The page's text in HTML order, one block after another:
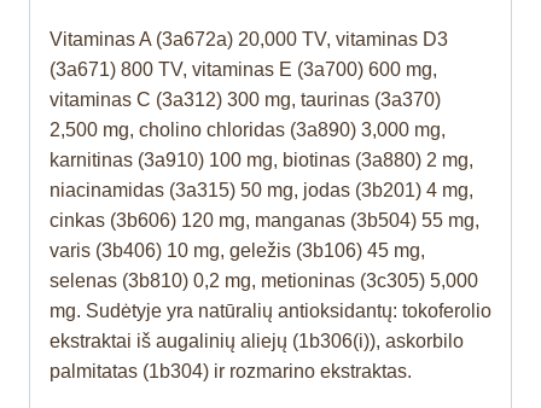
Vitaminas A (3a672a) 20,000 TV, vitaminas D3
(3a671) 800 TV, vitaminas E (3a700) 600 mg,
vitaminas C (3a312) 300 mg, taurinas (3a370)
2,500 mg, cholino chloridas (3a890) 3,000 mg,
karnitinas (3a910) 100 mg, biotinas (3a880) 2 mg,
niacinamidas (3a315) 50 mg, jodas (3b201) 4 mg,
cinkas (3b606) 120 mg, manganas (3b504) 55 mg,
varis (3b406) 10 mg, geležis (3b106) 45 mg,
selenas (3b810) 0,2 mg, metioninas (3c305) 5,000
mg. Sudėtyje yra natūralių antioksidantų: tokoferolio
ekstraktai iš augalinių aliejų (1b306(i)), askorbilo
palmitatas (1b304) ir rozmarino ekstraktas.